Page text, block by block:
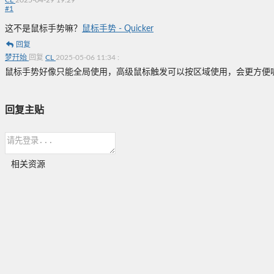
#1
这不是鼠标手势嘛？ 鼠标手势 - Quicker
回复
梦幵始 回复 CL 2025-05-06 11:34 :
鼠标手势好像只能全局使用，高级鼠标触发可以按区域使用，会更方便
回复主贴
相关资源